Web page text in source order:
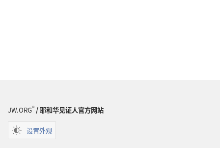
JW.ORG®/ 耶和华见证人官方网站
设置外观